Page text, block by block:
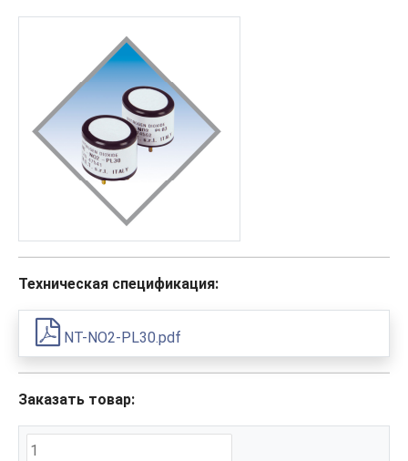
Техническая спецификация:
NT-NO2-PL30.pdf
Заказать товар: